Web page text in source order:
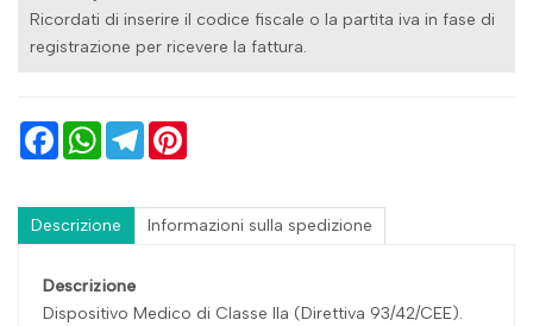
Ricordati di inserire il codice fiscale o la partita iva in fase di
registrazione per ricevere la fattura.
FacebookWhatsAppTelegram
Descrizione Informazioni sulla spedizione
Descrizione
Dispositivo Medico di Classe IIa (Direttiva 93/42/CEE).